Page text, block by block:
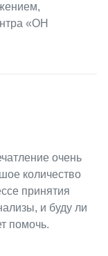
«ОН
очень
количество
принятия
и буду ли
помочь.